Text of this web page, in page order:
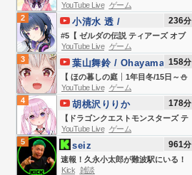
ッ！！来たッ！！あそぼおおおおお
おお！！！ 【にじさんじ/鈴原る
る】
YouTube Live ゲーム
2
#5【 ゼルダの伝説 ティアーズ オブ
ザ キングダム 】完全初見プレイ！探
索がやめられない～😭【小清水 透 /
にじさんじ】
小清水 透 /
Koshimizu
Toru【にじさんじ】
236分
YouTube Live ゲーム
3
【 ほの暮しの庭┊︎1年目冬/15日～⛄
】少し不穏なスローライフ！？王覇
山、入村😨。（ 暮らし、ときどき、
―― ）【 にじさんじ┊︎葉山舞鈴┊︎※
ネタバレ注意 】
葉山舞鈴 / Ohayama
Ch.
158分
YouTube Live ゲーム
4
【ドラゴンクエストモンスターズ テ
リーのワンダーランド3D】めざせタ
イジュ代表！マスターランクあげる
ぞ！※ネタバレ注意【胡桃沢りり
胡桃沢りりか 178分
YouTube Live ゲーム
5
速報！久永小太郎が難波駅にいる！
seiz 961分
Kick 雑談